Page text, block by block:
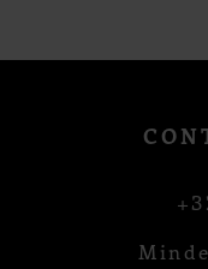
14